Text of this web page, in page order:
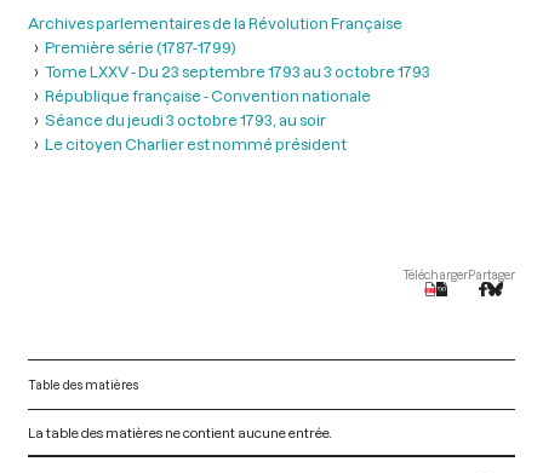
Archives parlementaires de la Révolution Française
Première série (1787-1799)
Tome LXXV - Du 23 septembre 1793 au 3 octobre 1793
République française - Convention nationale
Séance du jeudi 3 octobre 1793, au soir
Le citoyen Charlier est nommé président
TéléchargerPartager
Table des matières
La table des matières ne contient aucune entrée.